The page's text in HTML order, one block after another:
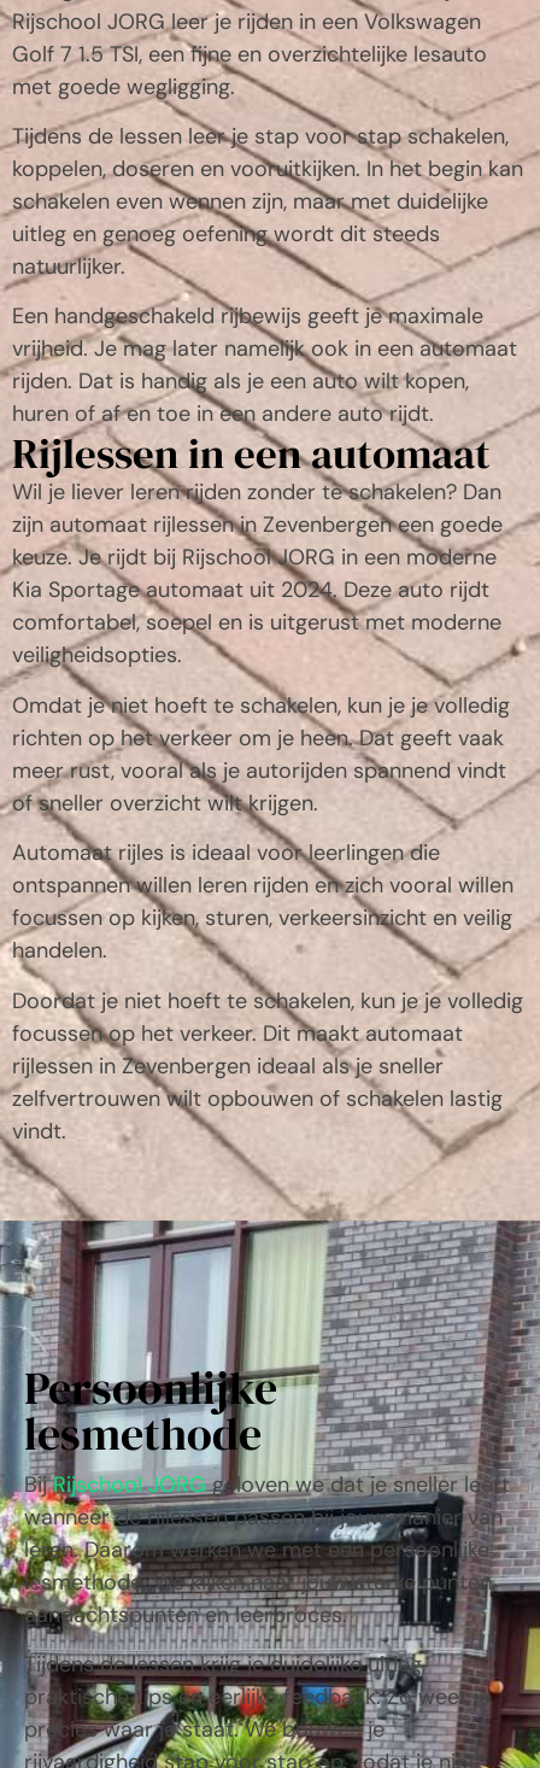
Rijschool JORG leer je rijden in een Volkswagen
Golf 7 1.5 TSI, een fijne en overzichtelijke lesauto
met goede wegligging.
Tijdens de lessen leer je stap voor stap schakelen,
koppelen, doseren en vooruitkijken. In het begin kan
schakelen even wennen zijn, maar met duidelijke
uitleg en genoeg oefening wordt dit steeds
natuurlijker.
Een handgeschakeld rijbewijs geeft je maximale
vrijheid. Je mag later namelijk ook in een automaat
rijden. Dat is handig als je een auto wilt kopen,
huren of af en toe in een andere auto rijdt.
Rijlessen in een automaat
Wil je liever leren rijden zonder te schakelen? Dan
zijn automaat rijlessen in Zevenbergen een goede
keuze. Je rijdt bij Rijschool JORG in een moderne
Kia Sportage automaat uit 2024. Deze auto rijdt
comfortabel, soepel en is uitgerust met moderne
veiligheidsopties.
Omdat je niet hoeft te schakelen, kun je je volledig
richten op het verkeer om je heen. Dat geeft vaak
meer rust, vooral als je autorijden spannend vindt
of sneller overzicht wilt krijgen.
Automaat rijles is ideaal voor leerlingen die
ontspannen willen leren rijden en zich vooral willen
focussen op kijken, sturen, verkeersinzicht en veilig
handelen.
Doordat je niet hoeft te schakelen, kun je je volledig
focussen op het verkeer. Dit maakt automaat
rijlessen in Zevenbergen ideaal als je sneller
zelfvertrouwen wilt opbouwen of schakelen lastig
vindt.
Persoonlijke
lesmethode
BijRijschool JORGgeloven we dat je sneller leert
wanneer de rijlessen passen bij jouw manier van
leren. Daarom werken we met een persoonlijke
lesmethode. We kijken naar jouw sterke punten,
aandachtspunten en leerproces.
Tijdens de lessen krijg je duidelijke uitleg,
praktische tips en eerlijke feedback. Zo weet je
precies waar je staat. We bouwen je
rijvaardigheid stap voor stap op, zodat je niet